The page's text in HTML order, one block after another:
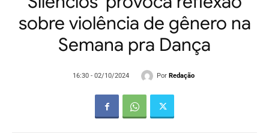
sobre violência de gênero na
Semana pra Dança
16:30 - 02/10/2024 Por Redação